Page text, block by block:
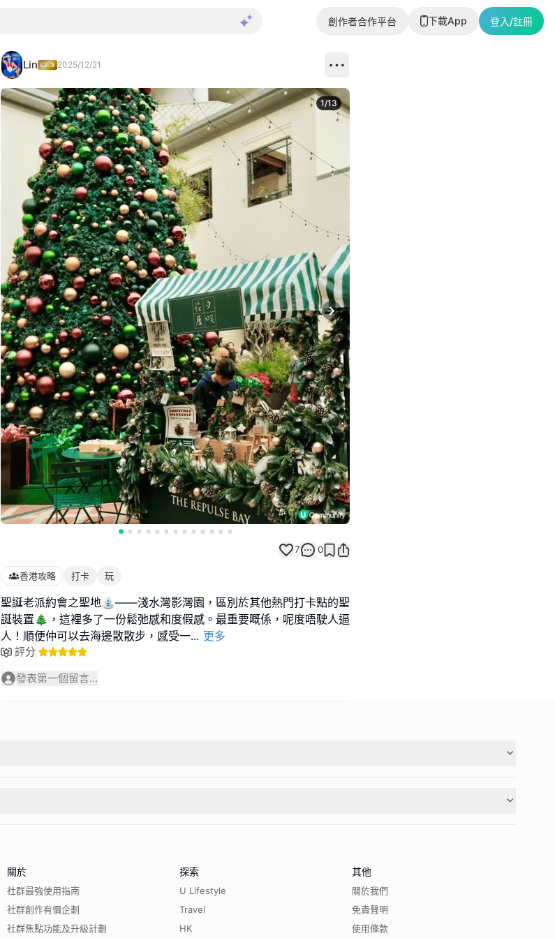
創作者合作平台 下載App 登入/註冊
Lin 2025/12/21
Next slide
1/13
7 0
香港攻略 打卡 玩
聖誕老派約會之聖地⛲️——淺水灣影灣園，區別於其他熱門打卡點的聖
誕裝置🎄，這裡多了一份鬆弛感和度假感。最重要嘅係，呢度唔駛人逼
人！順便仲可以去海邊散散步，感受一... 更多
評分
發表第一個留言...
關於
社群最強使用指南
社群創作有價企劃
社群焦點功能及升級計劃
探索
U Lifestyle
Travel
HK
其他
關於我們
免責聲明
使用條款